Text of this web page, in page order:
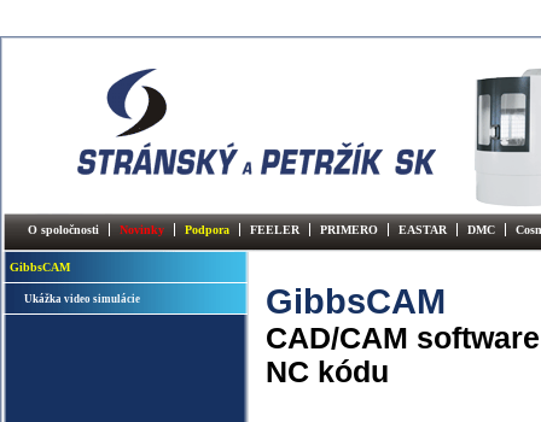
O spoločnosti Novinky Podpora FEELER PRIMERO EASTAR DMC
GibbsCAM
Ukážka video simulácie GibbsCAM
CAD/CAM
NC kódu